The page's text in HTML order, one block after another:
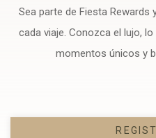
Sea parte de Fiesta Rewards
cada viaje. Conozca el lujo,
momentos únicos y